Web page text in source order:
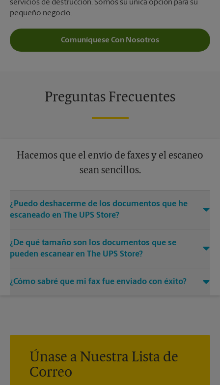
servicios de destrucción. Somos su única opción para su
pequeño negocio.
Comuníquese Con Nosotros
Preguntas Frecuentes
Hacemos que el envío de faxes y el escaneo
sean sencillos.
¿Puedo deshacerme de los documentos que he
escaneado en The UPS Store?
documento o medio que necesite destruir.
¿De qué tamaño son los documentos que se
pueden escanear en The UPS Store?
llámenos al (970) 874-9393 y hable con los asociados para
¿Cómo sabré que mi fax fue enviado con éxito?
Únase a Nuestra Lista de
Correo